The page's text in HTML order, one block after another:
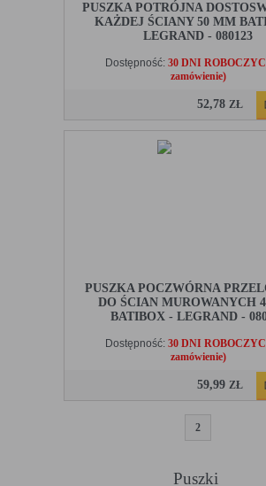
PUSZKA POTRÓJNA
KAŻDEJ ŚCIANY 50 MM
LEGRAND - 080123
Dostępność: 30 DNI
zamówienie)
52,78ZŁ
PUSZKA POCZWÓRNA
DO ŚCIAN MUROWANYCH
BATIBOX - LEGRAND -
Dostępność: 30 DNI
zamówienie)
59,99ZŁ
2
Puszki